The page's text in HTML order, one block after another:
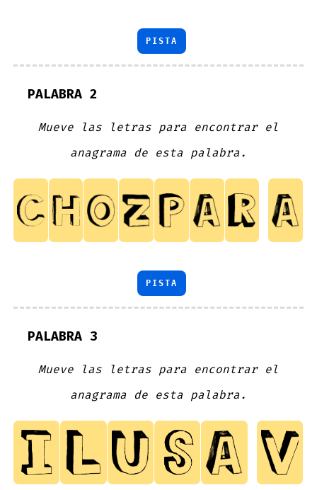
PISTA
PALABRA 2
Mueve las letras para encontrar el
anagrama de esta palabra.
PISTA
PALABRA 3
Mueve las letras para encontrar el
anagrama de esta palabra.